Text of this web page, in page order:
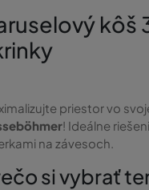
kôš
priestor vo
! Ideálne
na závesoch.
si vybrať